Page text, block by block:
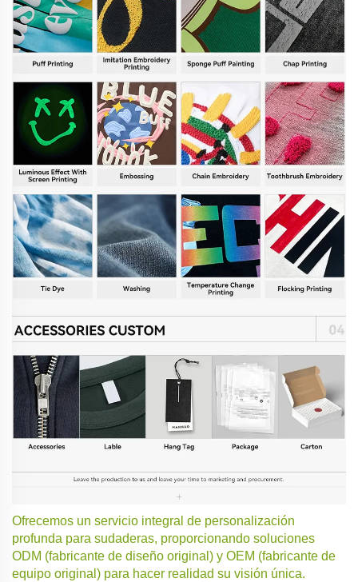
Ofrecemos un servicio integral de personalización
profunda para sudaderas, proporcionando soluciones
ODM (fabricante de diseño original) y OEM (fabricante de
equipo original) para hacer realidad su visión única.